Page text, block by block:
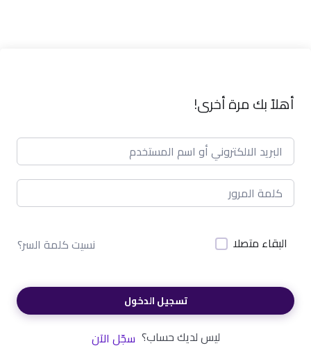
أهلاً بك مرة أخرى!
البقاء متصلا نسيت كلمة السر؟
تسجيل الدخول
ليس لديك حساب؟ سجّل الآن